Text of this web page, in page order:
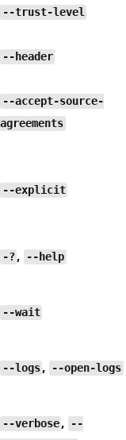
--trust-level
--header
--accept-source-
agreements
--explicit
-? , --help
--wait
--logs , --open-logs
--verbose ,
--